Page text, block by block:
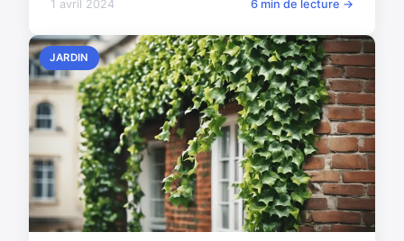
1 avril 2024 6 min de lecture →
JARDIN